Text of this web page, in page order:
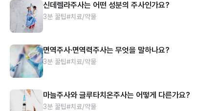
신데렐라주사는 어떤 성분의 주사인가요?
3분 꿀팁#치료/약물
면역주사·면역력주사는 무엇을 말하나요?
3분 꿀팁#치료/약물
마늘주사와 글루타치온주사는 어떻게 다른가요?
3분 꿀팁#치료/약물